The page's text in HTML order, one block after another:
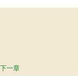
下一章